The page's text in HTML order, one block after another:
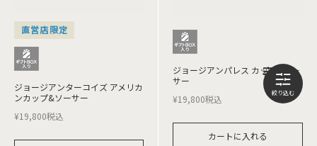
直営店限定
ジョージアンターコイズ アメリカ
ンカップ&ソーサー
¥19,800税込
ジョージアンパレス カップ&ソー
サー
¥19,800税込
カートに入れる